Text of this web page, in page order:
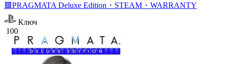
🟥PRAGMATA Deluxe Edition・STEAM・WARRANTY
Ключ
100